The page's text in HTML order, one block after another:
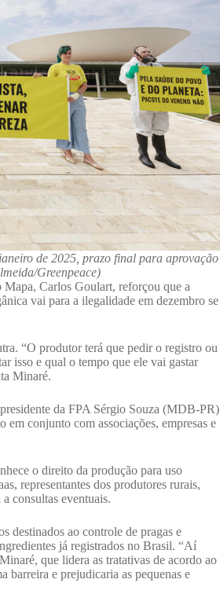
de 2025, prazo final para aprovação
Greenpeace)
Carlos Goulart, reforçou que a
vai para a ilegalidade em dezembro se
“O produtor terá que pedir o registro ou
isso e qual o tempo que ele vai gastar
Minaré.
da FPA Sérgio Souza (MDB-PR)
em conjunto com associações, empresas e
o direito da produção para uso
representantes dos produtores rurais,
consultas eventuais.
destinados ao controle de pragas e
já registrados no Brasil. “Aí
que lidera as tratativas de acordo ao
barreira e prejudicaria as pequenas e